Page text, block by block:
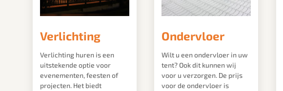
Verlichting
Verlichting huren is een
uitstekende optie voor
evenementen, feesten of
projecten. Het biedt
Ondervloer
Wilt u een ondervloer in uw
tent? Ook dit kunnen wij
voor u verzorgen. De prijs
voor de ondervloer is